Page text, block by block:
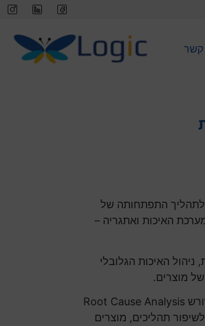
קשר
לתהליך התפתחותה של
האיכות ואתגריה –
ניהול האיכות הגלובלי
של מוצרים.
בספר שולבה הצגתם של כלים וטכניקות לניתוח גורמי השורש Root Cause Analysis
(RCA), תפיסות ניהול וכלי איכות מרכזיים Quality Tools לשיפור תהליכים, מוצרים